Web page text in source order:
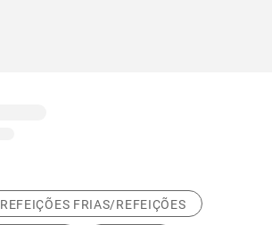
REFEIÇÕES FRIAS/REFEIÇÕES